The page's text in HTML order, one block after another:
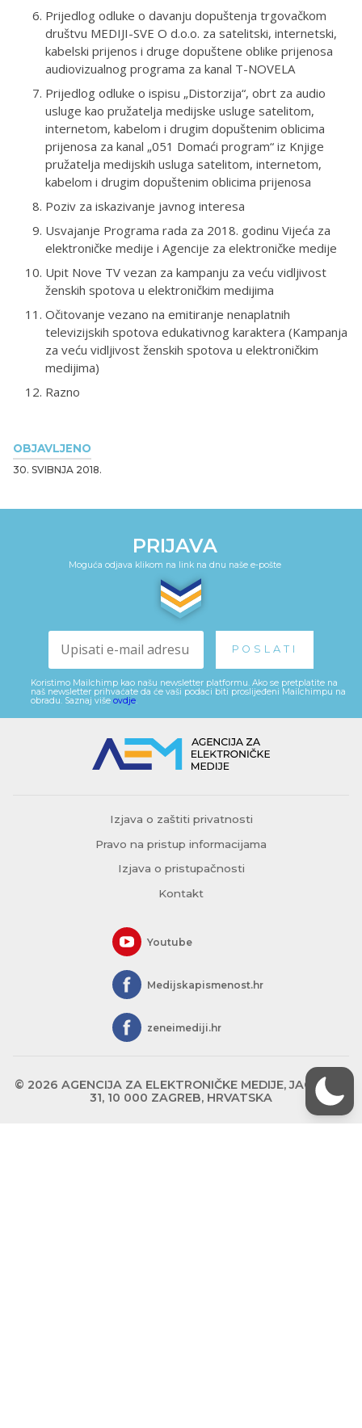
OBJAVLJENO
30. SVIBNJA 2018.
Prijedlog odluke o davanju dopuštenja trgovačkom
društvu MEDIJI-SVE O d.o.o. za satelitski, internetski,
kabelski prijenos i druge dopuštene oblike prijenosa
audiovizualnog programa za kanal T-NOVELA
Prijedlog odluke o ispisu „Distorzija“, obrt za audio
usluge kao pružatelja medijske usluge satelitom,
internetom, kabelom i drugim dopuštenim oblicima
prijenosa za kanal „051 Domaći program“ iz Knjige
pružatelja medijskih usluga satelitom, internetom,
kabelom i drugim dopuštenim oblicima prijenosa
Poziv za iskazivanje javnog interesa
Usvajanje Programa rada za 2018. godinu Vijeća za
elektroničke medije i Agencije za elektroničke medije
Upit Nove TV vezan za kampanju za veću vidljivost
ženskih spotova u elektroničkim medijima
Očitovanje vezano na emitiranje nenaplatnih
televizijskih spotova edukativnog karaktera (Kampanja
za veću vidljivost ženskih spotova u elektroničkim
medijima)
Razno
PRIJAVA
Moguća odjava klikom na link na dnu naše e-pošte
Koristimo Mailchimp kao našu newsletter platformu. Ako se pretplatite na
naš newsletter prihvaćate da će vaši podaci biti proslijeđeni Mailchimpu na
obradu. Saznaj više ovdje.
Izjava o zaštiti privatnosti
Pravo na pristup informacijama
Izjava o pristupačnosti
Kontakt
Youtube
Medijskapismenost.hr
zeneimediji.hr
© 2026 AGENCIJA ZA ELEKTRONIČKE MEDIJE, JAGIĆEVA
31, 10 000 ZAGREB, HRVATSKA